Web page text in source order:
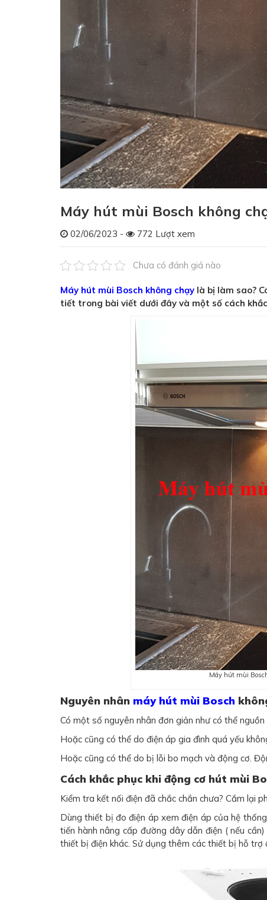
Máy hút mùi Bosch không
02/06/2023 - 772 Lượt xem
Chưa có đánh giá nào
Máy hút mùi Bosch không chạy là bị làm sao?
tiết trong bài viết dưới đây và một số cách
Máy hút mùi
Nguyên nhân máy hút mùi Bosch
Có một số nguyên nhân đơn giản như có thể
Hoặc cũng có thể do điện áp gia đình quá yếu
Hoặc cũng có thể do bị lỗi bo mạch và động cơ.
Cách khắc phục khi động cơ hút mùi
Kiểm tra kết nối điện đã chắc chắn chưa? Cắm lại
Dùng thiết bị đo điện áp xem điện áp của hệ
tiến hành nâng cấp đường dây dẫn điện ( nếu
thiết bị điện khác. Sử dụng thêm các thiết bị hỗ trợ